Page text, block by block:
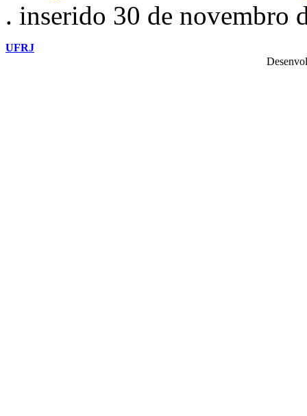
. inserido 30 de novembro
UFRJ